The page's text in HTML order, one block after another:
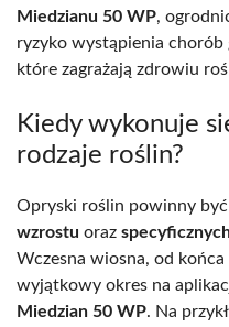
Miedzianu 50 WP,
ryzyko wystąpienia
które zagrażają zdrowiu
Kiedy wykonuje
rodzaje roślin?
Opryski roślin powinny
wzrostu oraz
Wczesna wiosna, od
wyjątkowy okres na
Miedzian 50 WP. Na